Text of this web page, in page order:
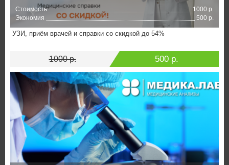
Стоимость
1000 р.
Экономия
500 р.
УЗИ, приём врачей и справки со скидкой до 54%
1000 р. 500 р.